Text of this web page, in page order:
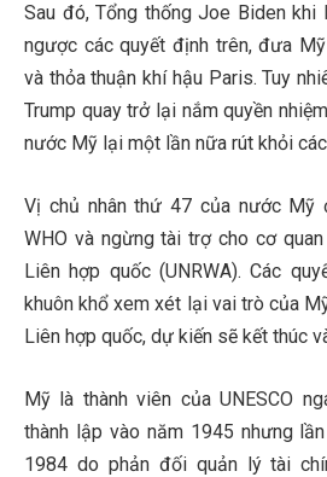
Sau đó, Tổng thống Joe Biden khi
ngược các quyết định trên, đưa Mỹ
và thỏa thuận khí hậu Paris. Tuy
Trump quay trở lại nắm quyền
nước Mỹ lại một lần nữa rút khỏi
Vị chủ nhân thứ 47 của nước Mỹ
WHO và ngừng tài trợ cho cơ
Liên hợp quốc (UNRWA). Các
khuôn khổ xem xét lại vai trò của
Liên hợp quốc, dự kiến sẽ kết thúc
Mỹ là thành viên của UNESCO
thành lập vào năm 1945 nhưng
1984 do phản đối quản lý tài